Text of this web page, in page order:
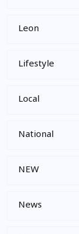
Leon
Lifestyle
Local
National
NEW
News